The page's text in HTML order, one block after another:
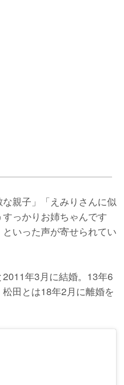
親子」「えみりさんに似
っかりお姉ちゃんです
いった声が寄せられてい
2011年3月に結婚。13年6
田とは18年2月に離婚を